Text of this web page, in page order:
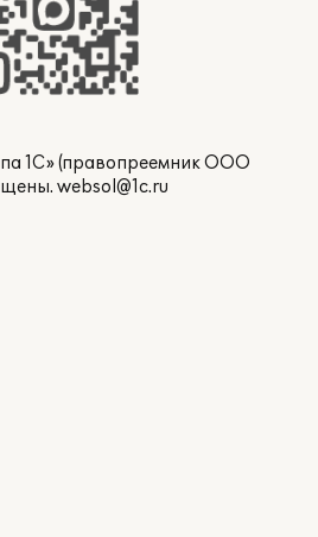
1С» (правопреемник ООО
websol@1c.ru